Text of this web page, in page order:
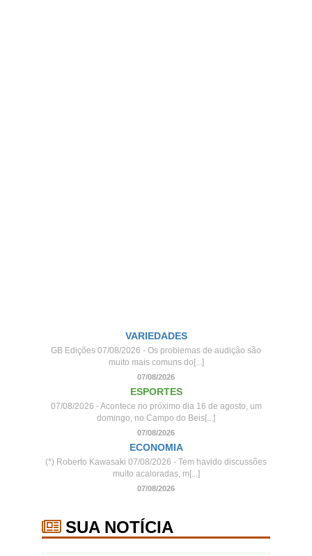
VARIEDADES
GB Edições 07/08/2026 - Os problemas de audição são
muito mais comuns do[...]
07/08/2026
ESPORTES
07/08/2026 - Acontece no próximo dia 16 de agosto, um
domingo, no Campo do Beis[...]
07/08/2026
ECONOMIA
(*) Roberto Kawasaki 07/08/2026 - Tem havido discussões
muito acaloradas, m[...]
07/08/2026
SUA NOTÍCIA